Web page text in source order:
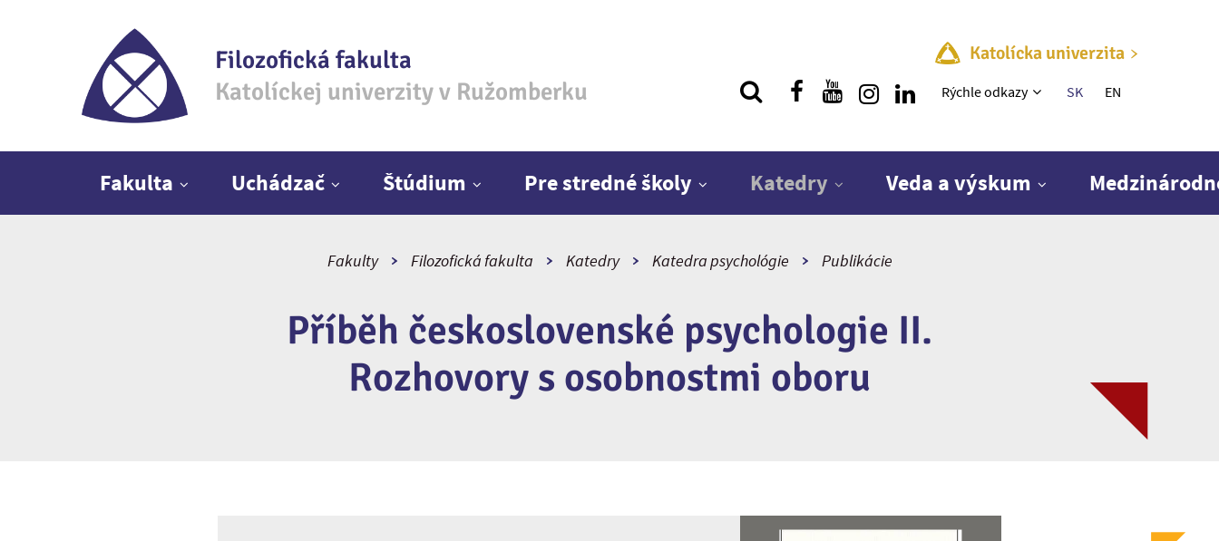
Filozofická fakulta
Katolíckej univerzity v Ružomberku
Katolícka univerzita
Rýchle menu
Rýchle odkazy SK EN
Fakulta Uchádzač Štúdium Pre stredné školy Katedry Veda a výskum
Fakulty Filozofická fakulta Katedry Katedra psychológie Publikácie
Příběh československé psychologie II.
Rozhovory s osobnostmi oboru